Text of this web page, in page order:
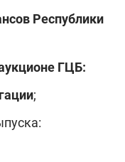
Республики
ГЦБ:
;